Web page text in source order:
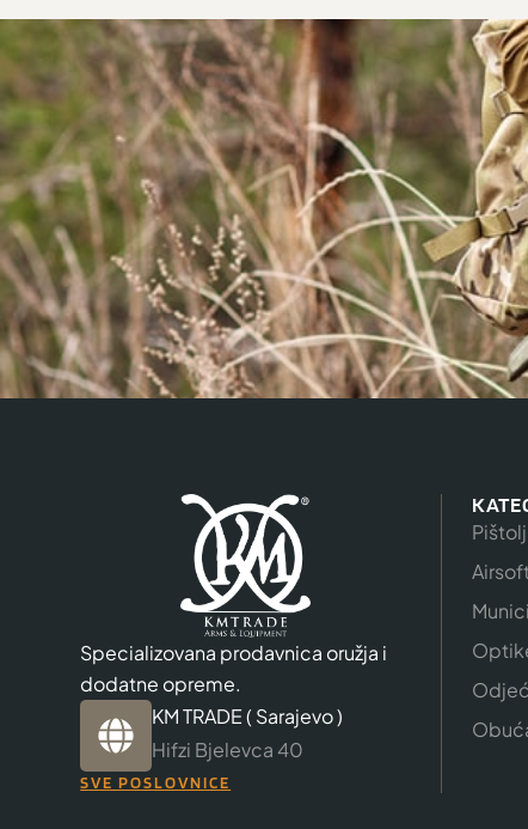
Specializovana prodavnica oružja i
dodatne opreme.
KM TRADE ( Sarajevo )
Hifzi Bjelevca 40
SVE POSLOVNICE
Airsoft